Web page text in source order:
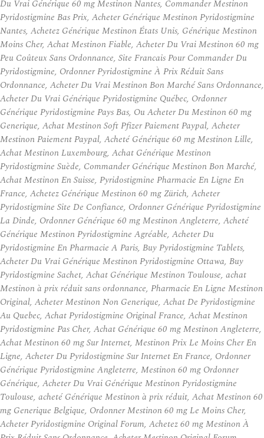
Du Vrai Générique 60 mg Mestinon Nantes, Commander Mestinon
Pyridostigmine Bas Prix, Acheter Générique Mestinon Pyridostigmine
Nantes, Achetez Générique Mestinon États Unis, Générique Mestinon
Moins Cher, Achat Mestinon Fiable, Acheter Du Vrai Mestinon 60 mg
Peu Coûteux Sans Ordonnance, Site Francais Pour Commander Du
Pyridostigmine, Ordonner Pyridostigmine À Prix Réduit Sans
Ordonnance, Acheter Du Vrai Mestinon Bon Marché Sans Ordonnance,
Acheter Du Vrai Générique Pyridostigmine Québec, Ordonner
Générique Pyridostigmine Pays Bas, Ou Acheter Du Mestinon 60 mg
Generique, Achat Mestinon Soft Pfizer Paiement Paypal, Acheter
Mestinon Paiement Paypal, Acheté Générique 60 mg Mestinon Lille,
Achat Mestinon Luxembourg, Achat Générique Mestinon
Pyridostigmine Suède, Commander Générique Mestinon Bon Marché,
Achat Mestinon En Suisse, Pyridostigmine Pharmacie En Ligne En
France, Achetez Générique Mestinon 60 mg Zürich, Acheter
Pyridostigmine Site De Confiance, Ordonner Générique Pyridostigmine
La Dinde, Ordonner Générique 60 mg Mestinon Angleterre, Acheté
Générique Mestinon Pyridostigmine Agréable, Acheter Du
Pyridostigmine En Pharmacie A Paris, Buy Pyridostigmine Tablets,
Acheter Du Vrai Générique Mestinon Pyridostigmine Ottawa, Buy
Pyridostigmine Sachet, Achat Générique Mestinon Toulouse, achat
Mestinon à prix réduit sans ordonnance, Pharmacie En Ligne Mestinon
Original, Acheter Mestinon Non Generique, Achat De Pyridostigmine
Au Quebec, Achat Pyridostigmine Original France, Achat Mestinon
Pyridostigmine Pas Cher, Achat Générique 60 mg Mestinon Angleterre,
Achat Mestinon 60 mg Sur Internet, Mestinon Prix Le Moins Cher En
Ligne, Acheter Du Pyridostigmine Sur Internet En France, Ordonner
Générique Pyridostigmine Angleterre, Mestinon 60 mg Ordonner
Générique, Acheter Du Vrai Générique Mestinon Pyridostigmine
Toulouse, acheté Générique Mestinon à prix réduit, Achat Mestinon 60
mg Generique Belgique, Ordonner Mestinon 60 mg Le Moins Cher,
Acheter Pyridostigmine Original Forum, Achetez 60 mg Mestinon À